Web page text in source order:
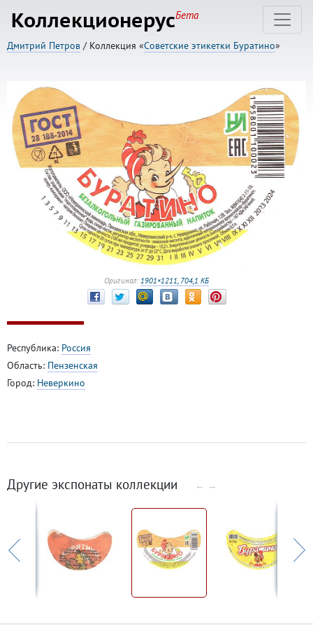
КоллекционерусБета
Дмитрий Петров / Коллекция «Советские этикетки Буратино»
Оригинал: 1901×1211, 704,1 КБ
Республика: Россия
Область: Пензенская
Город: Неверкино
Другие экспонаты коллекции ← →